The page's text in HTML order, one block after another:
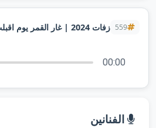
559
00:00
الفنانين